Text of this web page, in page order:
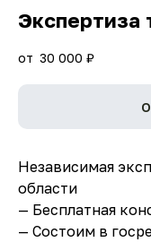
Экспертиза
30 000 ₽
Независимая
области
— Бесплатная
— Состоим в